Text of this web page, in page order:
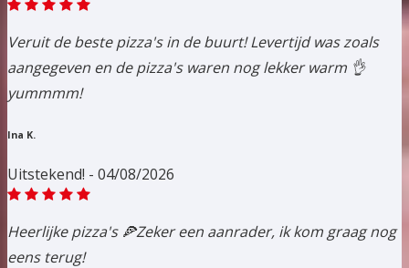
Veruit de beste pizza's in de buurt! Levertijd was zoals
aangegeven en de pizza's waren nog lekker warm 👌
yummmm!
Ina K.
Uitstekend! - 04/08/2026
Heerlijke pizza's 🍕Zeker een aanrader, ik kom graag nog
eens terug!